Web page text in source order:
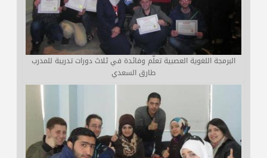
البرمجة اللغوية العصبية تعلّم وفائدة في ثلاث دورات تدريبة للمدرب
طارق السعدي